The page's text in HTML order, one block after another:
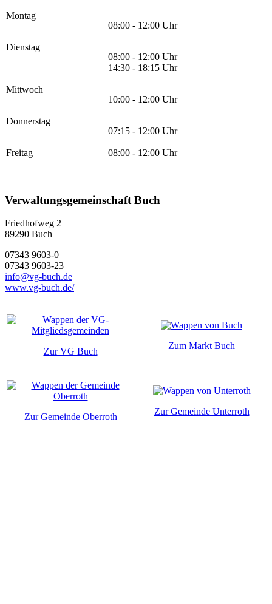
Montag
08:00 - 12:00 Uhr
Dienstag
08:00 - 12:00 Uhr
14:30 - 18:15 Uhr
Mittwoch
10:00 - 12:00 Uhr
Donnerstag
07:15 - 12:00 Uhr
Freitag 08:00 - 12:00 Uhr
Verwaltungsgemeinschaft Buch
Friedhofweg 2
89290 Buch
07343 9603-0
07343 9603-23
info@vg-buch.de
www.vg-buch.de/
Zur VG Buch
Zum Markt Buch
Zur Gemeinde Oberroth
Zur Gemeinde Unterroth